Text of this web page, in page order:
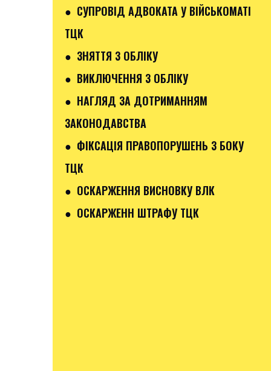
● СУПРОВІД АДВОКАТА У ВІЙСЬКОМАТІ
ТЦК
● ЗНЯТТЯ З ОБЛІКУ
● ВИКЛЮЧЕННЯ З ОБЛІКУ
● НАГЛЯД ЗА ДОТРИМАННЯМ
ЗАКОНОДАВСТВА
● ФІКСАЦІЯ ПРАВОПОРУШЕНЬ З БОКУ
ТЦК
● ОСКАРЖЕННЯ ВИСНОВКУ ВЛК
● ОСКАРЖЕНН ШТРАФУ ТЦК